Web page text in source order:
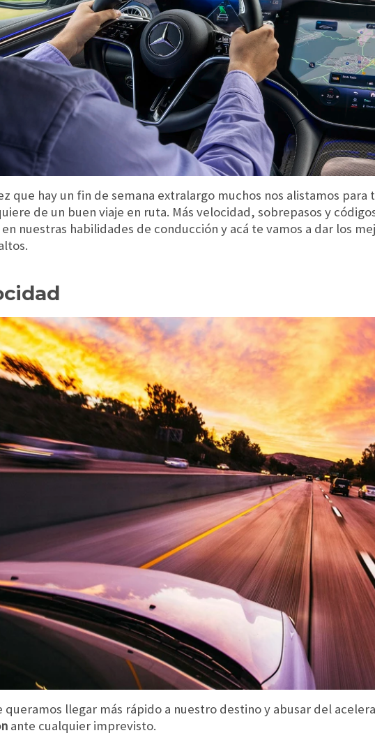
que hay un fin de semana extralargo muchos nos alistamos
de un buen viaje en ruta. Más velocidad, sobrepasos y
nuestras habilidades de conducción y acá te vamos a dar los
queramos llegar más rápido a nuestro destino y abusar del
ante cualquier imprevisto.